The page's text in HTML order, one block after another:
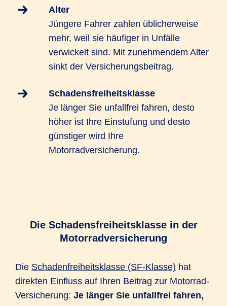
Alter
Jüngere Fahrer zahlen üblicherweise
mehr, weil sie häufiger in Unfälle
verwickelt sind. Mit zunehmendem Alter
sinkt der Versicherungsbeitrag.
Schadensfreiheitsklasse
Je länger Sie unfallfrei fahren, desto
höher ist Ihre Einstufung und desto
günstiger wird Ihre
Motorradversicherung.
Die Schadensfreiheitsklasse in der
Motorradversicherung
Die Schadenfreiheitsklasse (SF-Klasse) hat
direkten Einfluss auf Ihren Beitrag zur Motorrad-
Versicherung: Je länger Sie unfallfrei fahren,